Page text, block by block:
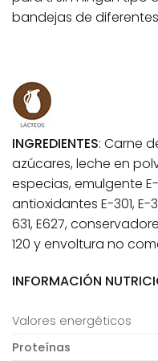
bandejas de
INGREDIENTES: Carne
azúcares, leche en
especias, emulgente E-
antioxidantes E-301,
631, E627,
120 y envoltura no
INFORMACIÓN
Valores energéticos
Proteínas